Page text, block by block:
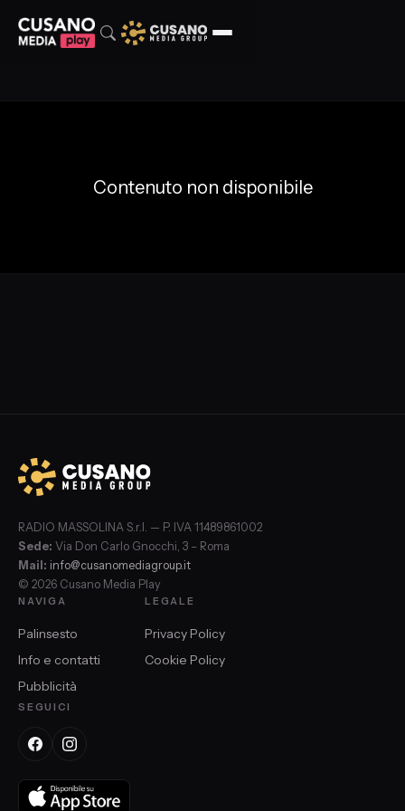
Contenuto non disponibile
RADIO MASSOLINA S.r.l. — P. IVA 11489861002
Sede: Via Don Carlo Gnocchi, 3 – Roma
Mail: info@cusanomediagroup.it
© 2026 Cusano Media Play
NAVIGA
Palinsesto
Info e contatti
Pubblicità
LEGALE
Privacy Policy
Cookie Policy
SEGUICI